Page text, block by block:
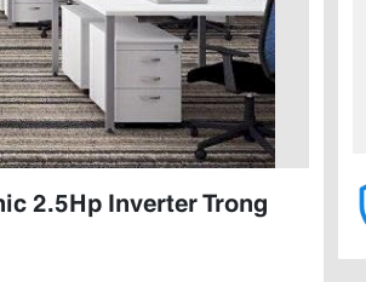
2.5Hp Inverter Trong